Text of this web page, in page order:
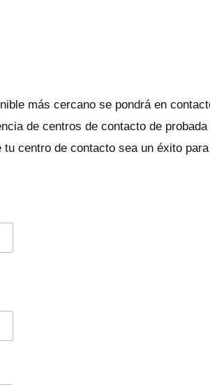
más cercano se pondrá en
de centros de contacto de
centro de contacto sea un éxito